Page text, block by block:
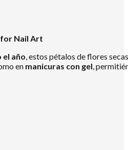
Nail Art
año, estos pétalos de flores
en manicuras con gel,